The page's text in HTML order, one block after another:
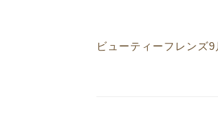
ビューティーフレンズ9